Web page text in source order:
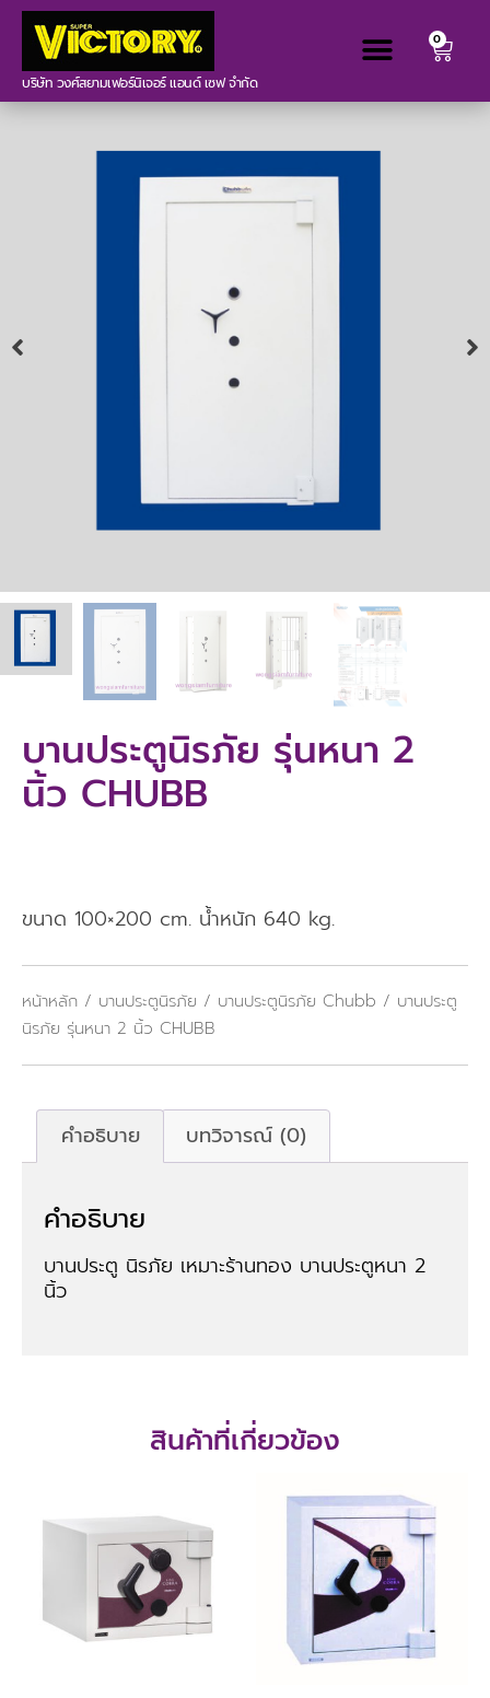
บริษัท วงศ์สยามเฟอร์นิเจอร์ แอนด์ เซฟ จำกัด
0
บานประตูนิรภัย รุ่นหนา 2
นิ้ว CHUBB
ขนาด 100×200 cm. น้ำหนัก 640 kg.
หน้าหลัก / บานประตูนิรภัย / บานประตูนิรภัย Chubb / บานประตู
นิรภัย รุ่นหนา 2 นิ้ว CHUBB
คำอธิบาย บทวิจารณ์ (0)
คำอธิบาย
บานประตู นิรภัย เหมาะร้านทอง บานประตูหนา 2
นิ้ว
สินค้าที่เกี่ยวข้อง